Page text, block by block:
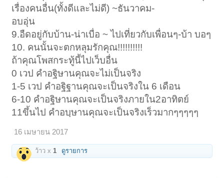
เรื่องคนอื่น(ทั้งดีและไม่ดี) ~ธันวาคม-
อบอุ่น
9.อืดอยู่กับบ้าน-น่าเบื่อ ~ ไปเที่ยวกับเพื่อนๆ-บ้า บอๆ
10. คนนั้นจะตกหลุมรักคุณ!!!!!!!!!!
ถ้าคุณโพสกระทู้นี้ไปเว็บอื่น
0 เวป คำอฐิษานคุณจะไม่เป็นจริง
1-5 เวป คำอฐิฐานคุณจะเป็นจริงใน 6 เดือน
6-10 คำอฐิษานคุณจะเป็นจริงภายใน2อาทิตย์
11ขึ้นไป คำอบฺษานคุณจะเป็นจริงเร็วมากๆๆๆๆๆ
16 เมษายน 2017
ว้าว x 1 ดูรายการ